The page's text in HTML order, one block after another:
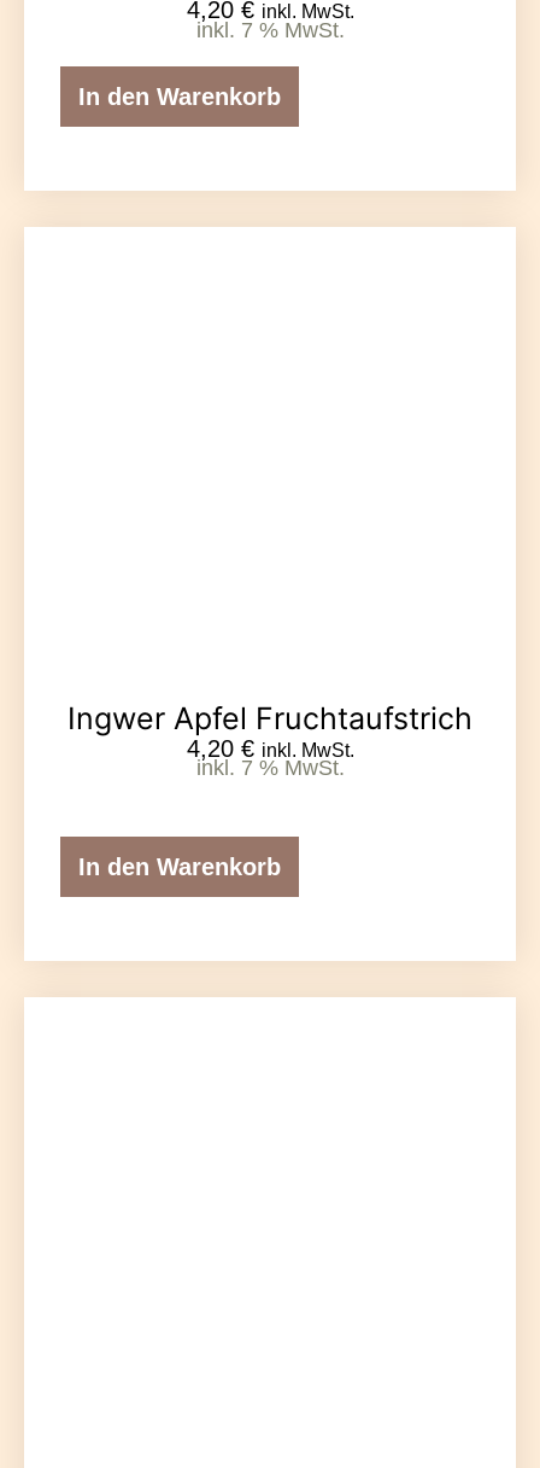
4,20 € inkl. MwSt.
inkl. 7 % MwSt.
In den Warenkorb
Ingwer Apfel Fruchtaufstrich
4,20 € inkl. MwSt.
inkl. 7 % MwSt.
In den Warenkorb